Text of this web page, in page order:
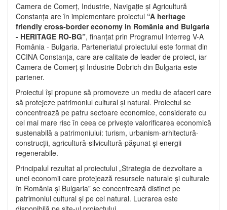
Camera de Comerț, Industrie, Navigație și Agricultură
Constanța are în implementare proiectul “A heritage
friendly cross-border economy in România and Bulgaria
- HERITAGE RO-BG”, finanțat prin Programul Interreg V-A
România - Bulgaria. Parteneriatul proiectului este format din
CCINA Constanța, care are calitate de leader de proiect, iar
Camera de Comerț și Industrie Dobrich din Bulgaria este
partener.
Proiectul își propune să promoveze un mediu de afaceri care
să protejeze patrimoniul cultural și natural. Proiectul se
concentrează pe patru sectoare economice, considerate cu
cel mai mare risc în ceea ce privește valorificarea economică
sustenabilă a patrimoniului: turism, urbanism-arhitectură-
construcții, agricultură-silvicultură-pășunat și energii
regenerabile.
Principalul rezultat al proiectului „Strategia de dezvoltare a
unei economii care protejează resursele naturale și culturale
în România și Bulgaria” se concentrează distinct pe
patrimoniul cultural și pe cel natural. Lucrarea este